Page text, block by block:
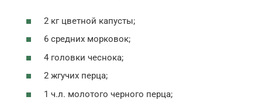
2 кг цветной капусты;
6 средних морковок;
4 головки чеснока;
2 жгучих перца;
1 ч.л. молотого черного перца;